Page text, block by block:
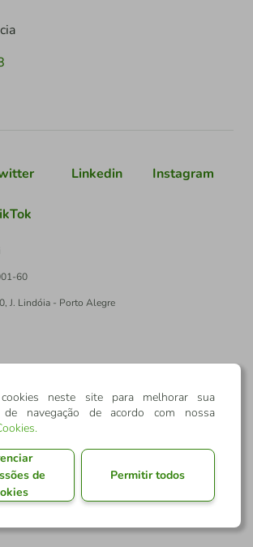
Linkedin Instagram
60
J. Lindóia - Porto Alegre
cookies neste site para melhorar sua
de navegação de acordo com nossa
.
de
Permitir todos